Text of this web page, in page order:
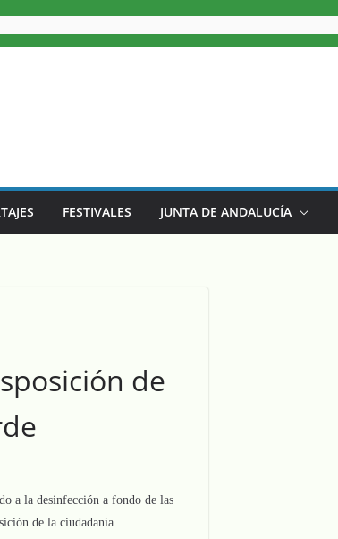
FESTIVALES JUNTA DE ANDALUCÍA
de
a la desinfección a fondo de las
de la ciudadanía.